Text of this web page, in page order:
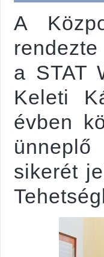
A
a STAT
Keleti
évben
sikerét